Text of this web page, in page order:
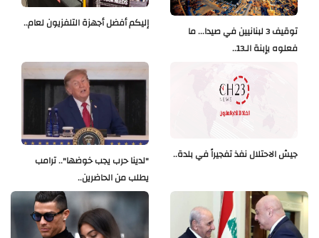
إليكم أفضل أجهزة التلفزيون لعام..
توقيف 3 لبنانيين في صيدا... ما
فعلوه بإبنة الـ13..
"لدينا حرب يجب خوضها".. ترامب
يطلب من الحاضرين..
جيش الاحتلال نفذ تفجيراً في بلدة..